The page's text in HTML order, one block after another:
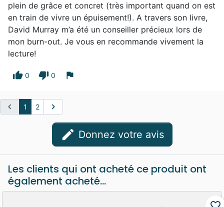
plein de grâce et concret (très important quand on est
en train de vivre un épuisement!). A travers son livre,
David Murray m’a été un conseiller précieux lors de
mon burn-out. Je vous en recommande vivement la
lecture!
thumb_up 0 thumb_down 0 flag
chevron_left 1 2 chevron_right
edit Donnez votre avis
Les clients qui ont acheté ce produit ont
également acheté...